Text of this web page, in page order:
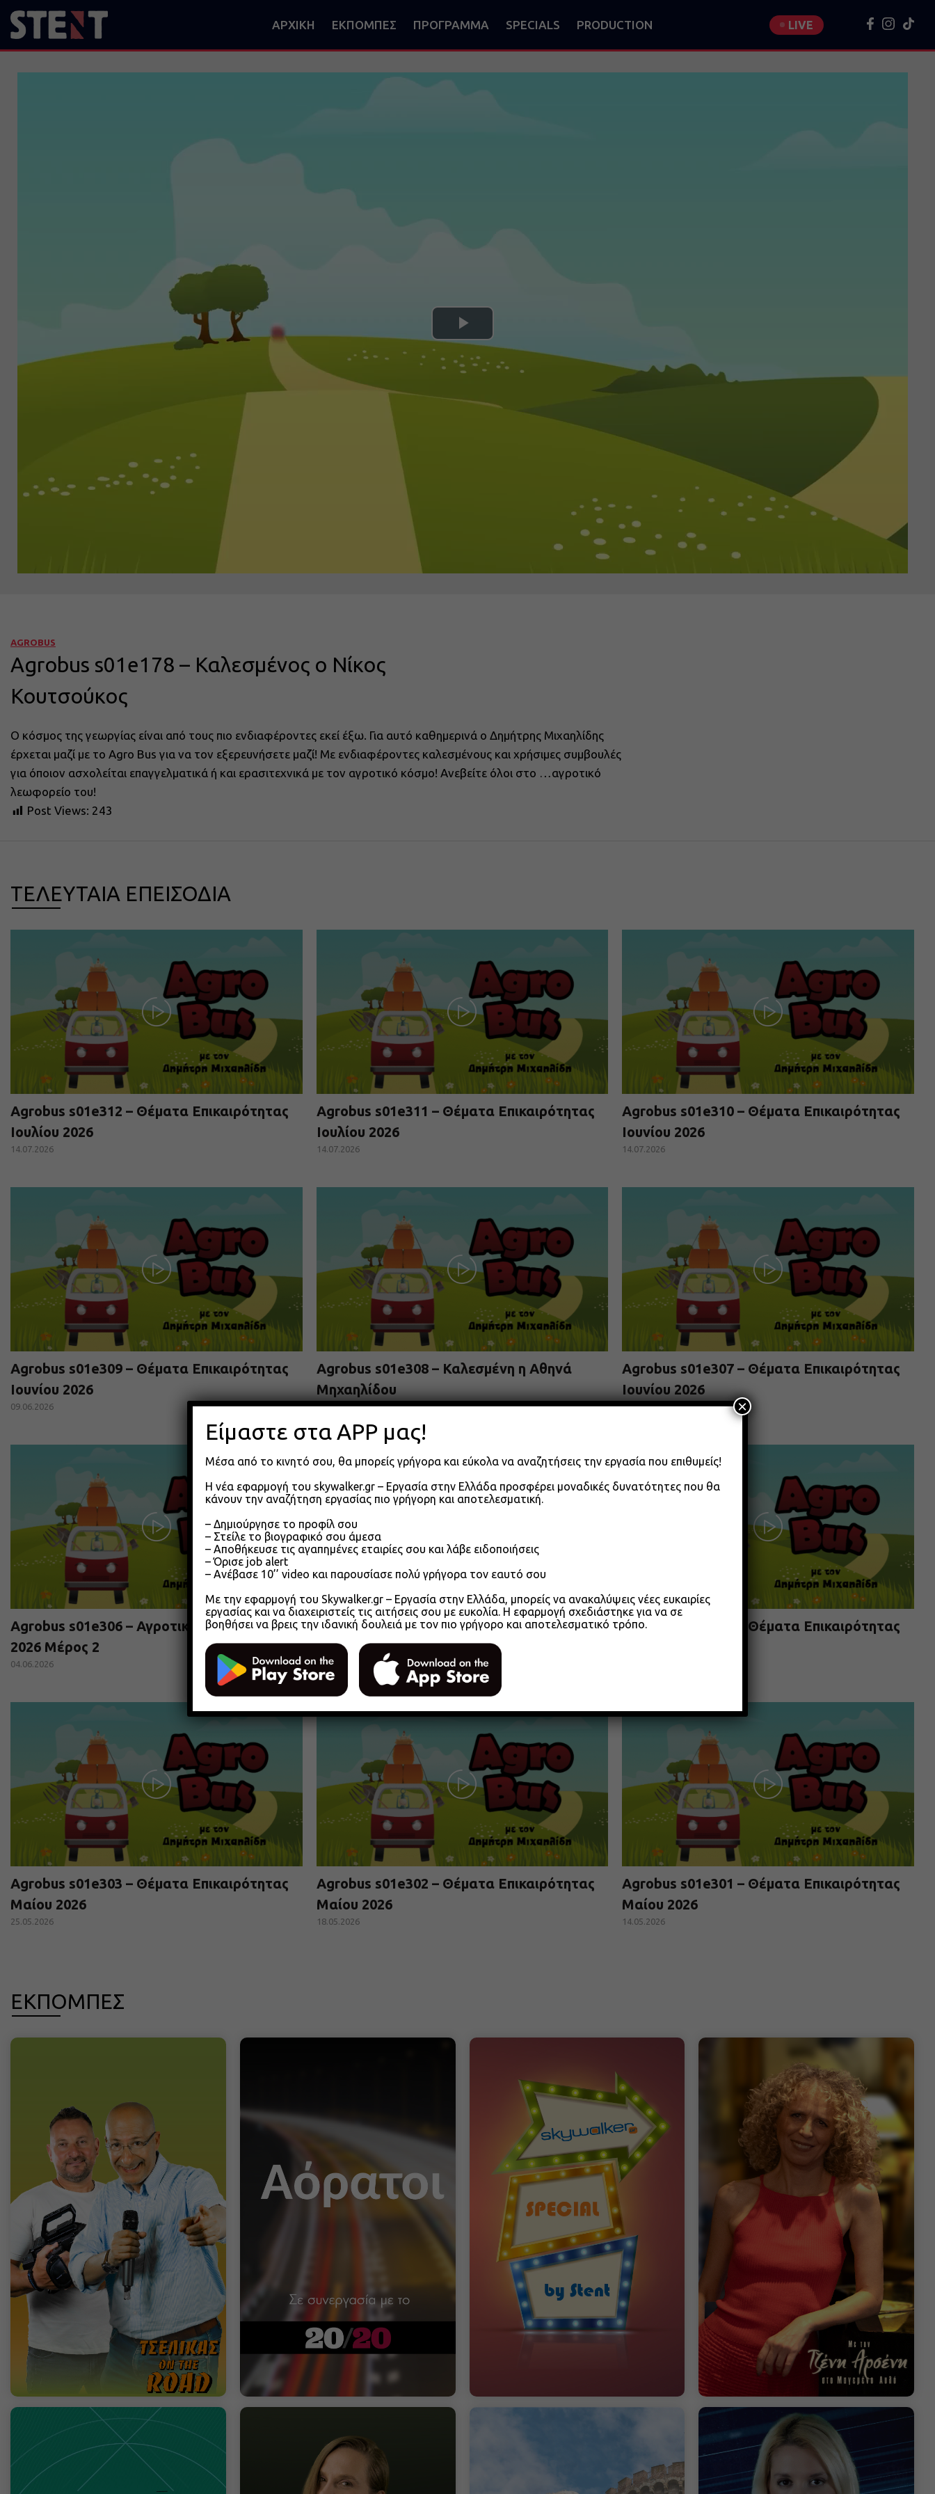
ΑΡΧΙΚΗ ΕΚΠΟΜΠΕΣ ΠΡΟΓΡΑΜΜΑ SPECIALS PRODUCTION LIVE
Play
Video
AGROBUS
Agrobus s01e178 – Καλεσμένος ο Νίκος
Κουτσούκος
Ο κόσμος της γεωργίας είναι από τους πιο ενδιαφέροντες εκεί έξω. Για αυτό καθημερινά ο Δημήτρης Μιχαηλίδης
έρχεται μαζί με το Agro Bus για να τον εξερευνήσετε μαζί! Με ενδιαφέροντες καλεσμένους και χρήσιμες συμβουλές
για όποιον ασχολείται επαγγελματικά ή και ερασιτεχνικά με τον αγροτικό κόσμο! Ανεβείτε όλοι στο …αγροτικό
λεωφορείο του!
Post Views: 243
ΤΕΛΕΥΤΑΙΑ ΕΠΕΙΣΟΔΙΑ
Agrobus s01e312 – Θέματα Επικαιρότητας
Ιουλίου 2026
14.07.2026
Agrobus s01e311 – Θέματα Επικαιρότητας
Ιουλίου 2026
14.07.2026
Agrobus s01e310 – Θέματα Επικαιρότητας
Ιουνίου 2026
14.07.2026
Agrobus s01e309 – Θέματα Επικαιρότητας
Ιουνίου 2026
09.06.2026
Agrobus s01e308 – Καλεσμένη η Αθηνά
Μηχαηλίδου
09.06.2026
Agrobus s01e307 – Θέματα Επικαιρότητας
Ιουνίου 2026
08.06.2026
Agrobus s01e306 – Αγροτικά Επιμελητήρια
2026 Μέρος 2
04.06.2026
Agrobus s01e305 – Αγροτικά Επιμελητήρια
2026 Μέρος 1
26.05.2026
Agrobus s01e304 – Θέματα Επικαιρότητας
Agrobus s01e303 – Θέματα Επικαιρότητας
Μαίου 2026
25.05.2026
Agrobus s01e302 – Θέματα Επικαιρότητας
Μαίου 2026
18.05.2026
Agrobus s01e301 – Θέματα Επικαιρότητας
Μαίου 2026
14.05.2026
ΕΚΠΟΜΠΕΣ
Είμαστε στα APP μας!
Μέσα από το κινητό σου, θα μπορείς γρήγορα και εύκολα να αναζητήσεις την εργασία που επιθυμείς!
Η νέα εφαρμογή του skywalker.gr – Εργασία στην Ελλάδα προσφέρει μοναδικές δυνατότητες που θα
κάνουν την αναζήτηση εργασίας πιο γρήγορη και αποτελεσματική.
– Δημιούργησε το προφίλ σου
– Στείλε το βιογραφικό σου άμεσα
– Αποθήκευσε τις αγαπημένες εταιρίες σου και λάβε ειδοποιήσεις
– Όρισε job alert
– Ανέβασε 10’’ video και παρουσίασε πολύ γρήγορα τον εαυτό σου
Με την εφαρμογή του Skywalker.gr – Εργασία στην Ελλάδα, μπορείς να ανακαλύψεις νέες ευκαιρίες
εργασίας και να διαχειριστείς τις αιτήσεις σου με ευκολία. Η εφαρμογή σχεδιάστηκε για να σε
βοηθήσει να βρεις την ιδανική δουλειά με τον πιο γρήγορο και αποτελεσματικό τρόπο.
×